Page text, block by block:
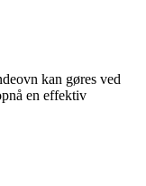
kan gøres ved
en effektiv